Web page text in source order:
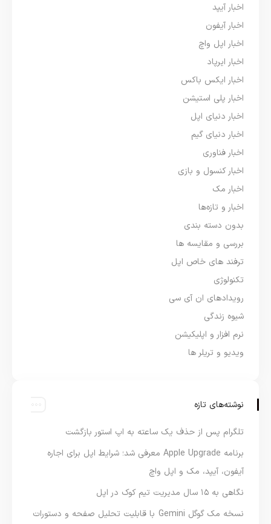
اخبار آیپد
اخبار آیفون
اخبار اپل واچ
اخبار ایرپاد
اخبار ایکس باکس
اخبار پلی استیشن
اخبار دنیای اپل
اخبار دنیای گیم
اخبار فناوری
اخبار کنسول و بازی
اخبار مک
اخبار و تازه‌ها
بدون دسته بندی
بررسی و مقایسه ها
ترفند های خاص اپل
تکنولوژی
رویدادهای ان آی سی
شیوه زندگی
نرم افزار و اپلیکیشن
ویدیو و تریلر ها
نوشته‌های تازه
تلگرام پس از حذف یک ساعته به اپ استور بازگشت
برنامه Apple Upgrade معرفی شد؛ شرایط اپل برای اجاره
آیفون، آیپد، مک و اپل واچ
نگاهی به ۱۵ سال مدیریت تیم کوک در اپل
نسخه مک گوگل Gemini با قابلیت تحلیل صفحه و دستورات